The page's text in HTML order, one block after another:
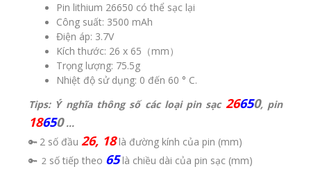
Pin lithium 26650 có thể sạc lại
Công suất: 3500 mAh
Điện áp: 3.7V
Kích thước: 26 x 65（mm）
Trọng lượng: 75.5g
Nhiệt độ sử dụng: 0 đến 60 ° C.
Tips: ​Ý nghĩa thông số các loại pin sạc 26650, pin
18650...
🔑 2 số đầu 26, 18là đường kính của pin (mm)
🔑 2 số tiếp theo 65là chiều dài của pin sạc (mm)